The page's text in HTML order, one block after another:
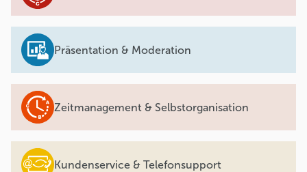
Präsentation & Moderation
Zeitmanagement & Selbstorganisation
Kundenservice & Telefonsupport